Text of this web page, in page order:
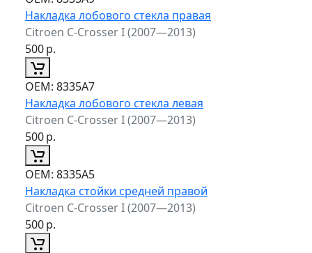
Накладка лобового стекла правая
Citroen C-Crosser I (2007—2013)
500р.
ОЕМ: 8335A7
Накладка лобового стекла левая
Citroen C-Crosser I (2007—2013)
500р.
ОЕМ: 8335A5
Накладка стойки средней правой
Citroen C-Crosser I (2007—2013)
500р.